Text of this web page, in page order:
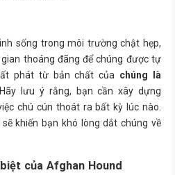
sống trong môi trường chật hẹp,
thoáng đãng để chúng được tự
phát từ bản chất của chúng là
Hãy lưu ý rằng, bạn cần xây dựng
chú cún thoát ra bất kỳ lúc nào.
khiến bạn khó lòng dắt chúng về
của Afghan Hound